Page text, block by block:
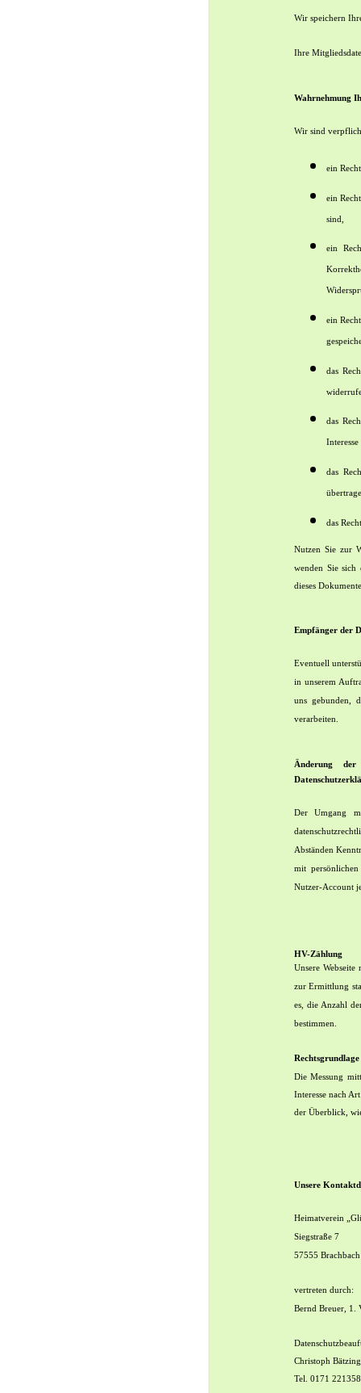
Wir speichern
Ihre
Wahrnehmung
Wir sind
ein
ein
sind,
ein
ein
das
das
das
das
Nutzen Sie zur
wenden Sie sich
dieses
Empfänger der
Eventuell
in unserem
uns gebunden,
verarbeiten.
Änderung
Der Umgang
Abständen
mit
Nutzer-Account
HV-Zählung
Unsere
zur Ermittlung
es, die Anzahl
bestimmen.
Die Messung
Interesse nach
der Überblick,
Unsere
Heimatverein
Siegstraße 7
57555 Brachbach
vertreten durch:
Bernd Breuer, 1.
Christoph Bätzing
Tel. 0171